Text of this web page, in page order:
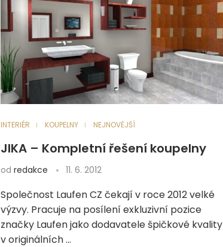
INTERIÉR KOUPELNY NEJNOVĚJŠÍ
JIKA – Kompletní řešení koupelny
od redakce 11. 6. 2012
Společnost Laufen CZ čekají v roce 2012 velké
výzvy. Pracuje na posílení exkluzivní pozice
značky Laufen jako dodavatele špičkové kvality
v originálních …